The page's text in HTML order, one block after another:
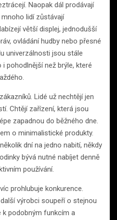
Naopak dál prodávají
lidí zůstávají
větší displej, jednodušší
ovládání hudby nebo přesné
univerzálnosti jsou stále
pohodlnější než brýle, které
Lidé už nechtějí jen
Chtějí zařízení, která jsou
zapadnou do běžného dne.
o minimalistické produkty.
dní na jedno nabití, někdy
bývá nutné nabíjet denně
používání.
prohlubuje konkurence.
výrobci soupeří o stejnou
k podobným funkcím a